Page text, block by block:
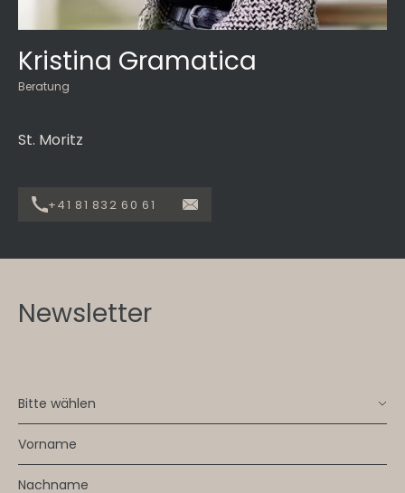
Kristina Gramatica
Beratung
St. Moritz
+41 81 832 60 61
Newsletter